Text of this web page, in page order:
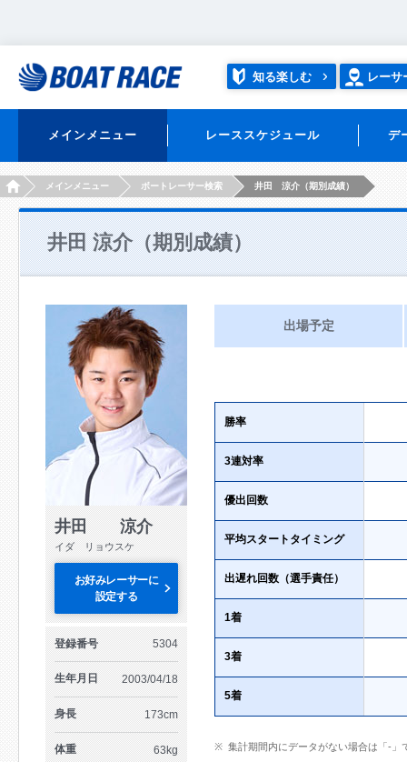
知る楽しむ レーサ
メインメニュー レーススケジュール デ
HOMEメインメニュー ボートレーサー検索 井田 涼介（期別成績）
井田 涼介（期別成績）
井田 涼介
イダ リョウスケ
お好みレーサーに
設定する
登録番号 5304
生年月日 2003/04/18
身長 173cm
体重 63kg
出場予定
勝率
3連対率
優出回数
平均スタートタイミング
出遅れ回数（選手責任）
1着
3着
5着
集計期間内にデータがない場合は「-」